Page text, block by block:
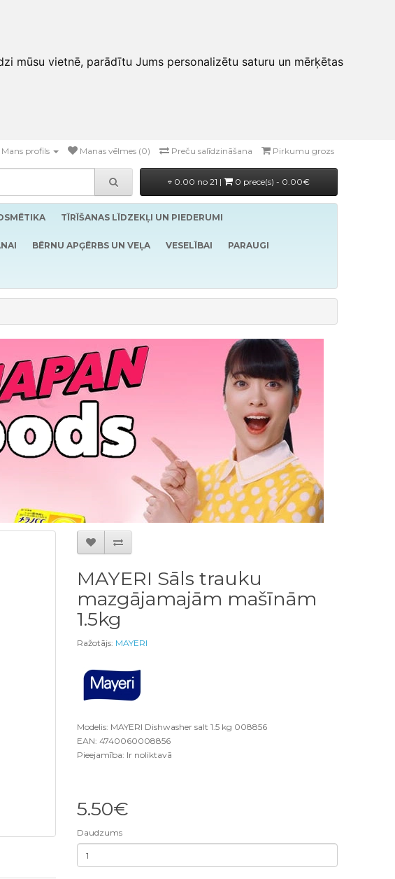
mūsu vietnē, parādītu Jums personalizētu saturu un mērķētas
Mans profils Manas vēlmes (0) Preču salīdzināšana Pirkumu grozs
0.00 no 21 | 0 prece(s) - 0.00€
TĪRĪŠANAS LĪDZEKĻI UN PIEDERUMI
BĒRNU APĢĒRBS UN VEĻA VESELĪBAI PARAUGI
MAYERI Sāls trauku
mazgājamajām mašīnām
1.5kg
Ražotājs: MAYERI
Modelis: MAYERI Dishwasher salt 1.5 kg 008856
EAN: 4740060008856
Pieejamība: Ir noliktavā
5.50€
Daudzums